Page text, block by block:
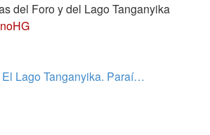
del Foro y del Lago Tanganyika
El Lago Tanganyika. Paraí…